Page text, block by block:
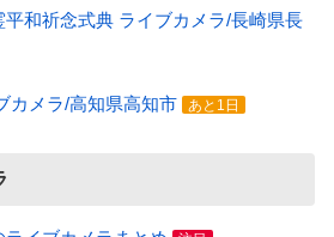
和祈念式典 ライブカメラ/長崎県長
カメラ/高知県高知市 あと1日